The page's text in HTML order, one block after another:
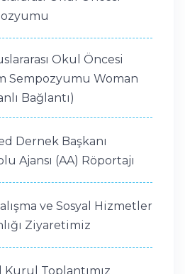
Okul Öncesi
Sempozyumu Woman
Bağlantı)
Dernek Başkanı
Ajansı (AA) Röportajı
ve Sosyal Hizmetler
Ziyaretimiz
Kurul Toplantımız